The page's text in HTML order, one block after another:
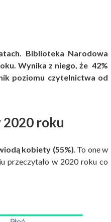
Biblioteka Narodowa
Wynika z niego, że 42%
poziomu czytelnictwa od
roku
kobiety (55%) . To one w
przeczytało w 2020 roku co